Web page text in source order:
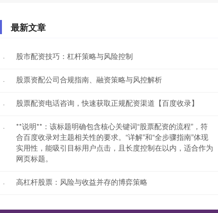
最新文章
· 股市配资技巧：杠杆策略与风险控制
· 股票资配公司合规指南、融资策略与风控解析
· 股票配资电话咨询，快速获取正规配资渠道【百度收录】
·
**说明**：该标题明确包含核心关键词“股票配资的流程”，符
合百度收录对主题相关性的要求。“详解”和“全步骤指南”体现
实用性，能吸引目标用户点击，且长度控制在以内，适合作为
网页标题。
· 高杠杆股票：风险与收益并存的博弈策略